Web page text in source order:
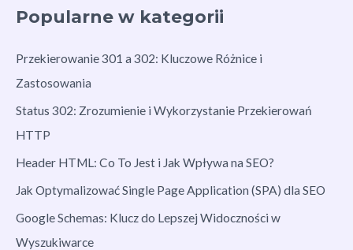
Popularne w kategorii
Przekierowanie 301 a 302: Kluczowe Różnice i
Zastosowania
Status 302: Zrozumienie i Wykorzystanie Przekierowań
HTTP
Header HTML: Co To Jest i Jak Wpływa na SEO?
Jak Optymalizować Single Page Application (SPA) dla SEO
Google Schemas: Klucz do Lepszej Widoczności w
Wyszukiwarce